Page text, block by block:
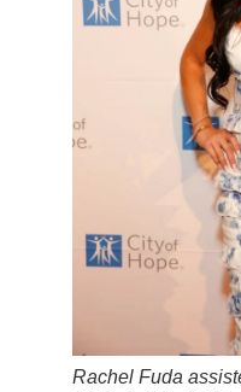
Rachel Fuda